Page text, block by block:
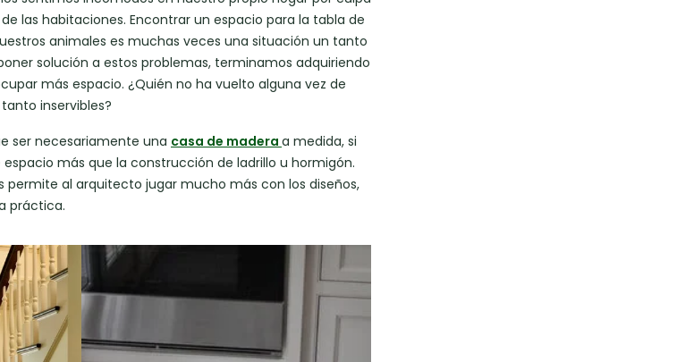
las habitaciones. Encontrar un espacio para la tabla de
animales es muchas veces una situación un tanto
solución a estos problemas, terminamos adquiriendo
más espacio. ¿Quién no ha vuelto alguna vez de
inservibles?
ser necesariamente una casa de madera a medida, si
más que la construcción de ladrillo u hormigón.
al arquitecto jugar mucho más con los diseños,
práctica.